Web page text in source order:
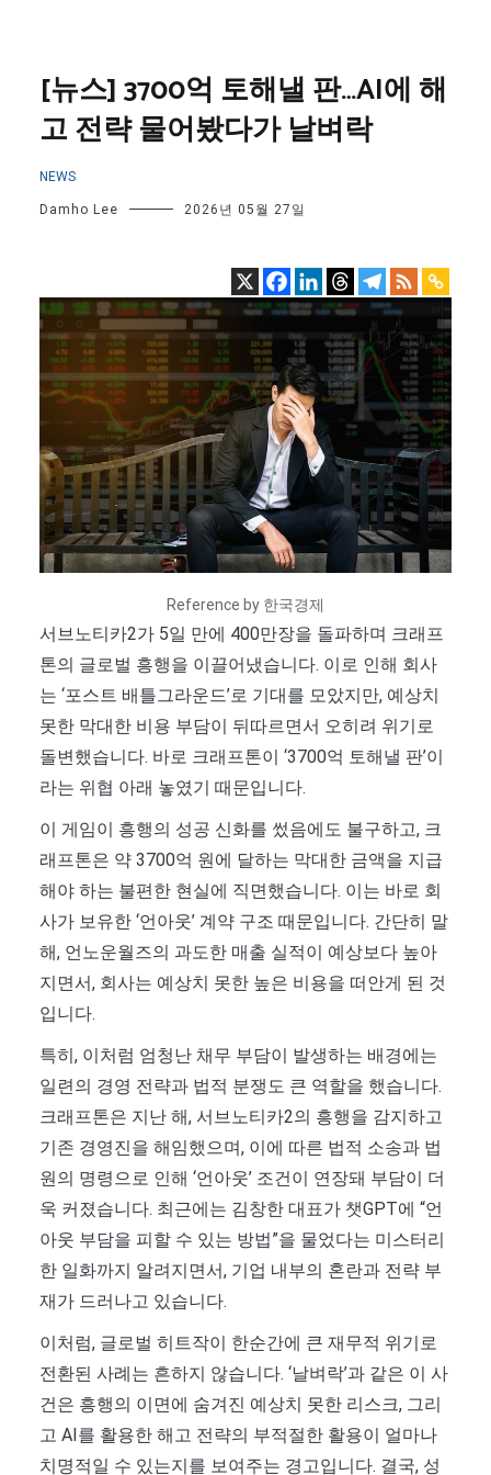
[뉴스] 3700억 토해낼 판…AI에 해
고 전략 물어봤다가 날벼락
NEWS
Damho Lee 2026년 05월 27일
Reference by 한국경제
서브노티카2가 5일 만에 400만장을 돌파하며 크래프
톤의 글로벌 흥행을 이끌어냈습니다. 이로 인해 회사
는 ‘포스트 배틀그라운드’로 기대를 모았지만, 예상치
못한 막대한 비용 부담이 뒤따르면서 오히려 위기로
돌변했습니다. 바로 크래프톤이 ‘3700억 토해낼 판’이
라는 위협 아래 놓였기 때문입니다.
이 게임이 흥행의 성공 신화를 썼음에도 불구하고, 크
래프톤은 약 3700억 원에 달하는 막대한 금액을 지급
해야 하는 불편한 현실에 직면했습니다. 이는 바로 회
사가 보유한 ‘언아웃’ 계약 구조 때문입니다. 간단히 말
해, 언노운월즈의 과도한 매출 실적이 예상보다 높아
지면서, 회사는 예상치 못한 높은 비용을 떠안게 된 것
입니다.
특히, 이처럼 엄청난 채무 부담이 발생하는 배경에는
일련의 경영 전략과 법적 분쟁도 큰 역할을 했습니다.
크래프톤은 지난 해, 서브노티카2의 흥행을 감지하고
기존 경영진을 해임했으며, 이에 따른 법적 소송과 법
원의 명령으로 인해 ‘언아웃’ 조건이 연장돼 부담이 더
욱 커졌습니다. 최근에는 김창한 대표가 챗GPT에 “언
아웃 부담을 피할 수 있는 방법”을 물었다는 미스터리
한 일화까지 알려지면서, 기업 내부의 혼란과 전략 부
재가 드러나고 있습니다.
이처럼, 글로벌 히트작이 한순간에 큰 재무적 위기로
전환된 사례는 흔하지 않습니다. ‘날벼락’과 같은 이 사
건은 흥행의 이면에 숨겨진 예상치 못한 리스크, 그리
고 AI를 활용한 해고 전략의 부적절한 활용이 얼마나
치명적일 수 있는지를 보여주는 경고입니다. 결국, 성